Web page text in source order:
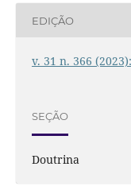
EDIÇÃO
v. 31 n. 366
SEÇÃO
Doutrina